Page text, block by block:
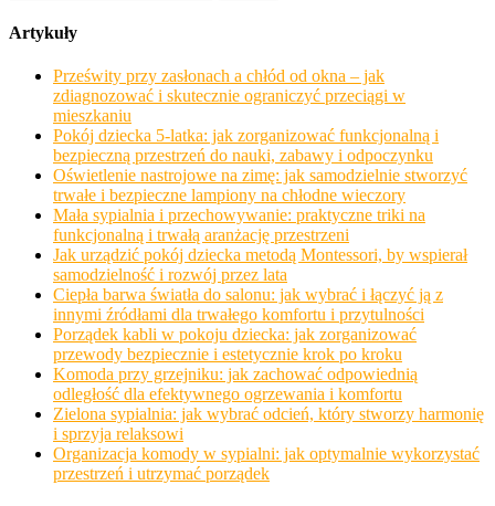
Artykuły
Prześwity przy zasłonach a chłód od okna – jak
zdiagnozować i skutecznie ograniczyć przeciągi w
mieszkaniu
Pokój dziecka 5-latka: jak zorganizować funkcjonalną i
bezpieczną przestrzeń do nauki, zabawy i odpoczynku
Oświetlenie nastrojowe na zimę: jak samodzielnie stworzyć
trwałe i bezpieczne lampiony na chłodne wieczory
Mała sypialnia i przechowywanie: praktyczne triki na
funkcjonalną i trwałą aranżację przestrzeni
Jak urządzić pokój dziecka metodą Montessori, by wspierał
samodzielność i rozwój przez lata
Ciepła barwa światła do salonu: jak wybrać i łączyć ją z
innymi źródłami dla trwałego komfortu i przytulności
Porządek kabli w pokoju dziecka: jak zorganizować
przewody bezpiecznie i estetycznie krok po kroku
Komoda przy grzejniku: jak zachować odpowiednią
odległość dla efektywnego ogrzewania i komfortu
Zielona sypialnia: jak wybrać odcień, który stworzy harmonię
i sprzyja relaksowi
Organizacja komody w sypialni: jak optymalnie wykorzystać
przestrzeń i utrzymać porządek